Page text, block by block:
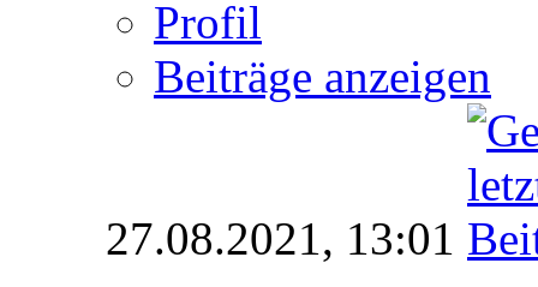
Profil
Beiträge anzeigen
27.08.2021, 13:01